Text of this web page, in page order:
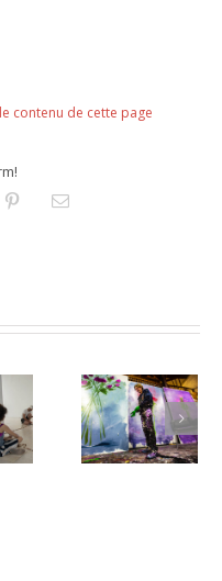
contenu de cette page
PinterestEmail